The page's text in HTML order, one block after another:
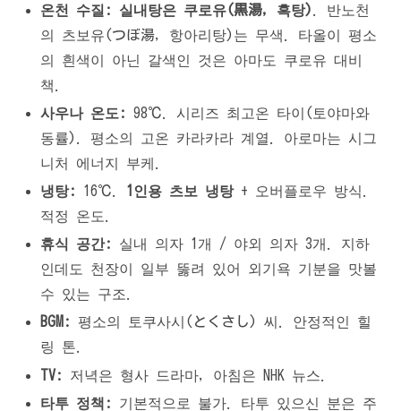
온천 수질:
실내탕은 쿠로유(黒湯, 흑탕)
. 반노천
의 츠보유(つぼ湯, 항아리탕)는 무색. 타올이 평소
의 흰색이 아닌 갈색인 것은 아마도 쿠로유 대비
책.
사우나 온도:
98℃. 시리즈 최고온 타이(토야마와
동률). 평소의 고온 카라카라 계열. 아로마는 시그
니처 에너지 부케.
냉탕:
16℃. 1인용 츠보 냉탕+ 오버플로우 방식.
적정 온도.
휴식 공간:
실내 의자 1개 / 야외 의자 3개. 지하
인데도 천장이 일부 뚫려 있어 외기욕 기분을 맛볼
수 있는 구조.
BGM:
평소의 토쿠사시(とくさし) 씨. 안정적인 힐
링 톤.
TV:
저녁은 형사 드라마, 아침은 NHK 뉴스.
타투 정책:
기본적으로 불가. 타투 있으신 분은 주